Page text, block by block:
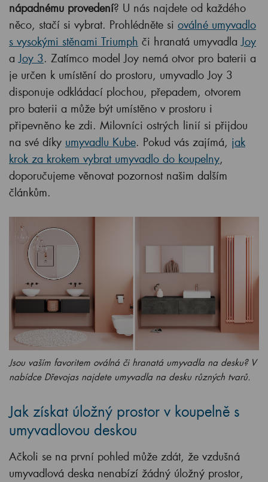
nápadnému provedení? U nás najdete od každého
něco, stačí si vybrat. Prohlédněte si oválné umyvadlo
s vysokými stěnami Triumph či hranatá umyvadlaJoy
aJoy 3. Zatímco model Joy nemá otvor pro baterii a
je určen k umístění do prostoru, umyvadlo Joy 3
disponuje odkládací plochou, přepadem, otvorem
pro baterii a může být umístěno v prostoru i
připevněno ke zdi. Milovníci ostrých linií si přijdou
na své díky umyvadlu Kube. Pokud vás zajímá, jak
krok za krokem vybrat umyvadlo do koupelny,
doporučujeme věnovat pozornost našim dalším
článkům.
Jsou vaším favoritem oválná či hranatá umyvadla na desku? V
nabídce Dřevojas najdete umyvadla na desku různých tvarů.
Jak získat úložný prostor v koupelně s
umyvadlovou deskou
Ačkoli se na první pohled může zdát, že vzdušná
umyvadlová deska nenabízí žádný úložný prostor,